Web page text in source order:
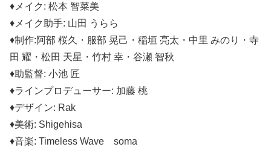
♦メイク: 松本 智菜美
♦メイク助手: 山田 うらら
♦制作:阿部 桜久・服部 晃己・稲垣 亮太・中里 みのり・寺
田 耀・松田 天星・竹村 幸・谷瀬 智秋
♦助監督: 小池 匠
♦ラインプロデューサー: 加藤 桃
♦デザイン: Rak
♦美術: Shigehisa
♦音楽: Timeless Wave soma